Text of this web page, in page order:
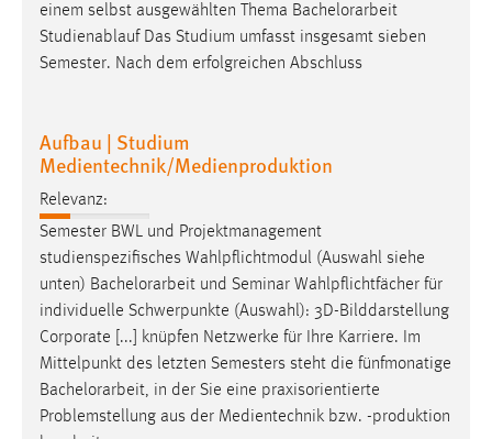
einem selbst ausgewählten Thema Bachelorarbeit
Studienablauf Das Studium umfasst insgesamt sieben
Semester. Nach dem erfolgreichen Abschluss
Aufbau | Studium
Medientechnik/Medienproduktion
Relevanz:
Semester BWL und Projektmanagement
studienspezifisches Wahlpflichtmodul (Auswahl siehe
unten) Bachelorarbeit und Seminar Wahlpflichtfächer für
individuelle Schwerpunkte (Auswahl): 3D-Bilddarstellung
Corporate [...] knüpfen Netzwerke für Ihre Karriere. Im
Mittelpunkt des letzten Semesters steht die fünfmonatige
Bachelorarbeit, in der Sie eine praxisorientierte
Problemstellung aus der Medientechnik bzw. -produktion